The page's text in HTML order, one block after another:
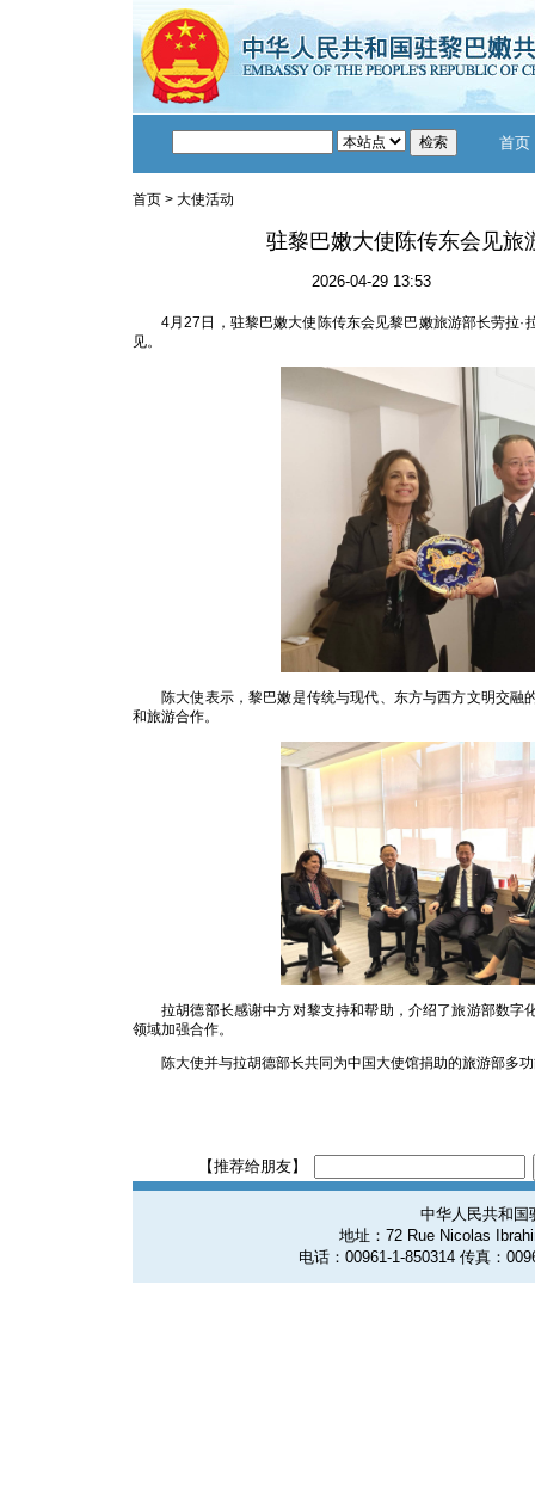
首页
首页 > 大使活动
驻黎巴嫩大使陈传东会见旅
2026-04-29 13:53
4月27日，驻黎巴嫩大使陈传东会见黎巴嫩旅游部长劳拉·
见。
陈大使表示，黎巴嫩是传统与现代、东方与西方文明交融
和旅游合作。
拉胡德部长感谢中方对黎支持和帮助，介绍了旅游部数字
领域加强合作。
陈大使并与拉胡德部长共同为中国大使馆捐助的旅游部多
【推荐给朋友】
中华人民共和国
地址：72 Rue Nicolas
电话：00961-1-850314 传真：